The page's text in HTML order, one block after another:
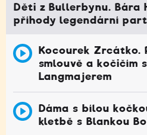
Děti z Bullerbynu. Bára
příhody legendární
Kocourek Zrcátko.
smlouvě a kočičím
Langmajerem
Dáma s bílou
kletbě s Blankou